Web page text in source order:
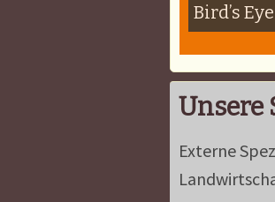
Bird’s
Unsere
Externe